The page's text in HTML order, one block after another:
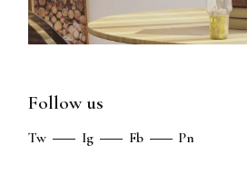
Follow us
Tw Ig Fb Pn